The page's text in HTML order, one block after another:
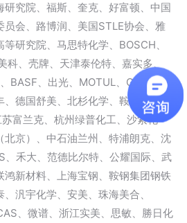
究院、福斯、奎克、好富顿、中国
会、路博润、美国STLE协会、雅
研究院、马思特化学、BOSCH、
科、壳牌、天津泰伦特、嘉实多、
BASF、出光、MOTUL、GS加德
德国舒美、北杉化学、鞍山海华、
富兰克、杭州绿普化工、沙索化
北京）、中石油兰州、特浦朗克、沈
、禾大、范德比尔特、公耀国际、武
鸿新材料、上海宝钢、鞍钢集团钢铁
汎宇化学、安美、珠海美合、
、微谱、浙江实美、思敏、勝日化